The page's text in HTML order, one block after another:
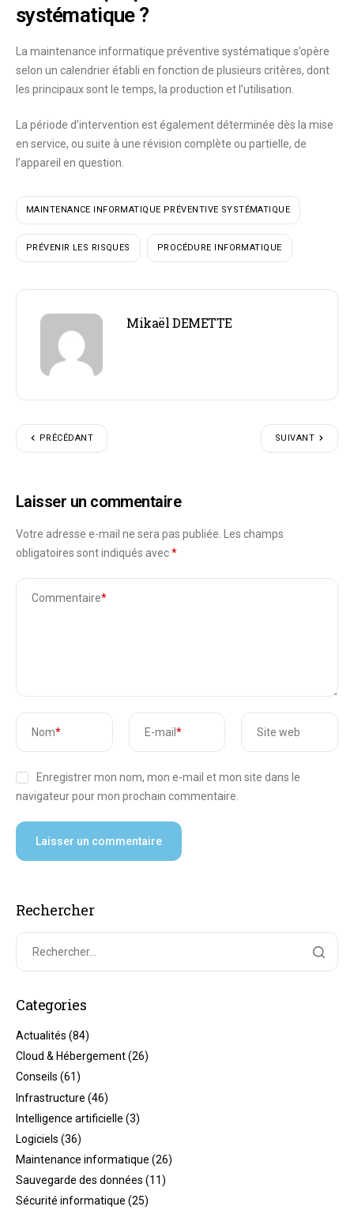
systématique ?
La maintenance informatique préventive systématique s’opère
selon un calendrierétabli en fonction de plusieurs critères, dont
les principaux sont le temps, la production et l’utilisation.
La période d’intervention est également déterminée dès la mise
en service, ou suite à une révision complète ou partielle, de
l’appareil en question.
MAINTENANCE INFORMATIQUE PRÉVENTIVE SYSTÉMATIQUE
PRÉVENIR LES RISQUES PROCÉDURE INFORMATIQUE
Mikaël DEMETTE
PRÉCÉDANT SUIVANT
Laisser un commentaire
Votre adresse e-mail ne sera pas publiée.
Les champs
obligatoires sont indiqués avec*
Commentaire*
Nom* E-mail * Site web
Enregistrer mon nom, mon e-mail et mon site dans le
navigateur pour mon prochain commentaire.
Rechercher
Categories
Actualités (84)
Cloud & Hébergement(26)
Conseils (61)
Infrastructure (46)
Intelligence artificielle (3)
Logiciels (36)
Maintenance informatique (26)
Sauvegarde des données (11)
Sécurité informatique (25)